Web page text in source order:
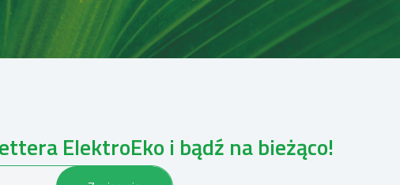
ElektroEko i bądź na bieżąco!